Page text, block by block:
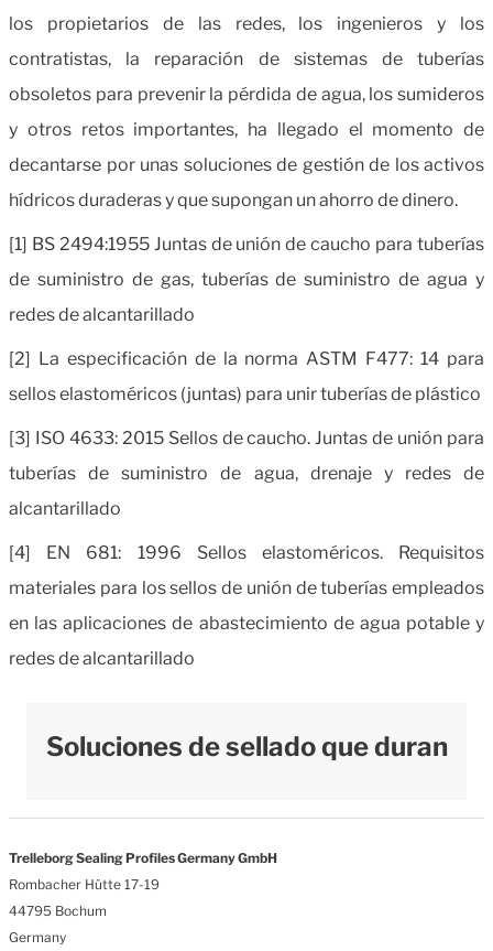
los propietarios de las redes, los ingenieros y los
contratistas, la reparación de sistemas de tuberías
obsoletos para prevenir la pérdida de agua, los sumideros
y otros retos importantes, ha llegado el momento de
decantarse por unas soluciones de gestión de los activos
hídricos duraderas y que supongan un ahorro de dinero.
[1] BS 2494:1955 Juntas de unión de caucho para tuberías
de suministro de gas, tuberías de suministro de agua y
redes de alcantarillado
[2] La especificación de la norma ASTM F477: 14 para
sellos elastoméricos (juntas) para unir tuberías de plástico
[3] ISO 4633: 2015 Sellos de caucho. Juntas de unión para
tuberías de suministro de agua, drenaje y redes de
alcantarillado
[4] EN 681: 1996 Sellos elastoméricos. Requisitos
materiales para los sellos de unión de tuberías empleados
en las aplicaciones de abastecimiento de agua potable y
redes de alcantarillado
Soluciones de sellado que duran
Trelleborg Sealing Profiles Germany GmbH
Rombacher Hütte 17-19
44795 Bochum
Germany